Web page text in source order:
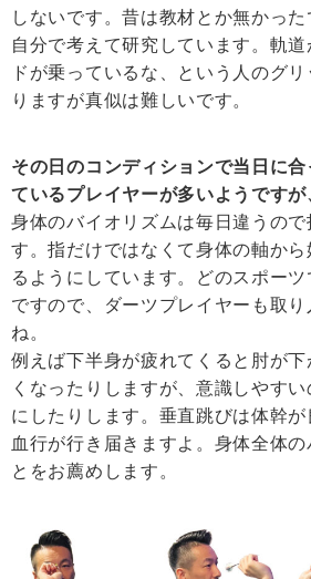
しないです。昔は教材とか無かった
自分で考えて研究しています。軌
ドが乗っているな、という人のグ
りますが真似は難しいです。
その日のコンディションで当日に
ているプレイヤーが多いようですが
身体のバイオリズムは毎日違うので
す。指だけではなくて身体の軸か
るようにしています。どのスポー
ですので、ダーツプレイヤーも取
ね。
例えば下半身が疲れてくると肘が
くなったりしますが、意識しやす
にしたりします。垂直跳びは体幹
血行が行き届きますよ。身体全体
とをお薦めします。